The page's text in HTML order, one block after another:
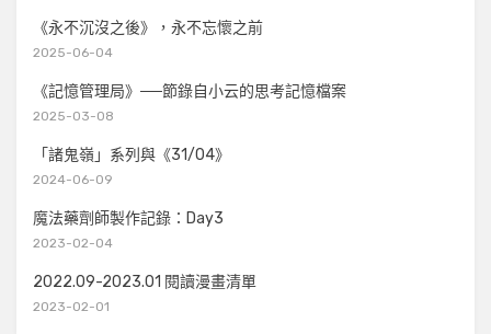
《永不沉沒之後》，永不忘懷之前
2025-06-04
《記憶管理局》──節錄自小云的思考記憶檔案
2025-03-08
「諸鬼嶺」系列與《31/04》
2024-06-09
魔法藥劑師製作記錄：Day3
2023-02-04
2022.09-2023.01 閱讀漫畫清單
2023-02-01